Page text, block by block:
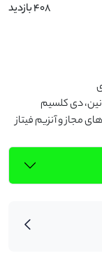
408 بازدید